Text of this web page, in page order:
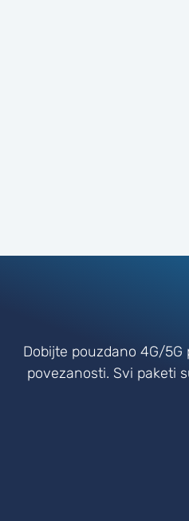
Dobijte pouzdano 4G/
povezanosti. Svi paketi